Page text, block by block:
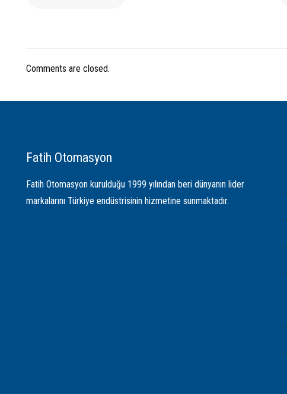
Comments are closed.
Fatih Otomasyon
Fatih Otomasyon kurulduğu 1999 yılından beri dünyanın lider
markalarını Türkiye endüstrisinin hizmetine sunmaktadır.